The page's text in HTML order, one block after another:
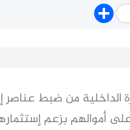
الداخلية من ضبط
أموالهم بزعم